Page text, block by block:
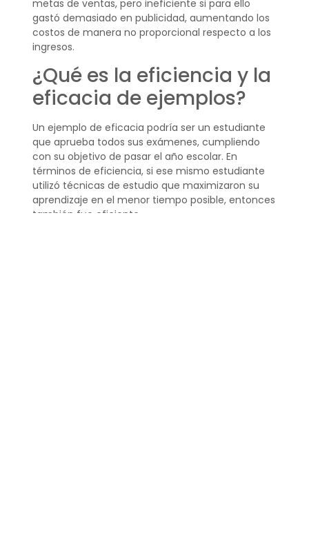
metas de ventas, pero ineficiente si para ello
gastó demasiado en publicidad, aumentando los
costos de manera no proporcional respecto a los
ingresos.
¿Qué es la eficiencia y la
eficacia de ejemplos?
Un ejemplo de eficacia podría ser un estudiante
que aprueba todos sus exámenes, cumpliendo
con su objetivo de pasar el año escolar. En
términos de eficiencia, si ese mismo estudiante
utilizó técnicas de estudio que maximizaron su
aprendizaje en el menor tiempo posible, entonces
también fue eficiente.